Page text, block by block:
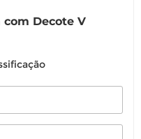
com Decote V